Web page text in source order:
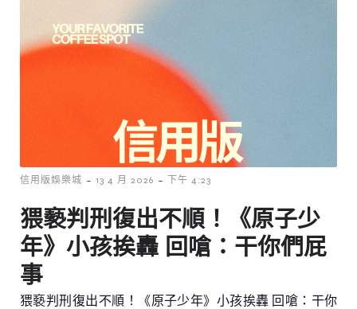
信用版娛樂城 - 13 4 月 2026 - 下午 4:23
猥褻判刑復出不順！《原子少
年》小孩挨轟 回嗆：干你們屁
事
猥褻判刑復出不順！《原子少年》小孩挨轟 回嗆：干你